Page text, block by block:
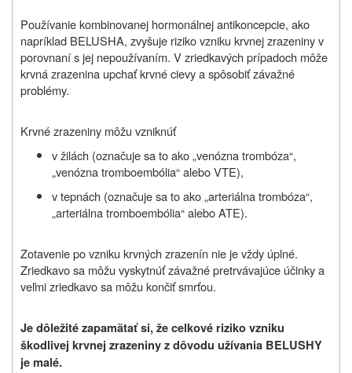
Používanie kombinovanej hormonálnej antikoncepcie, ako
napríklad BELUSHA, zvyšuje riziko vzniku krvnej zrazeniny v
porovnaní s jej nepoužívaním. V zriedkavých prípadoch môže
krvná zrazenina upchať krvné cievy a spôsobiť závažné
problémy.
Krvné zrazeniny môžu vzniknúť
v žilách (označuje sa to ako „venózna trombóza“,
„venózna tromboembólia“ alebo VTE),
v tepnách (označuje sa to ako „arteriálna trombóza“,
„arteriálna tromboembólia“ alebo ATE).
Zotavenie po vzniku krvných zrazenín nie je vždy úplné.
Zriedkavo sa môžu vyskytnúť závažné pretrvávajúce účinky a
veľmi zriedkavo sa môžu končiť smrťou.
Je dôležité zapamätať si, že celkové riziko vzniku
škodlivej krvnej zrazeniny z dôvodu užívania BELUSHY
je malé.